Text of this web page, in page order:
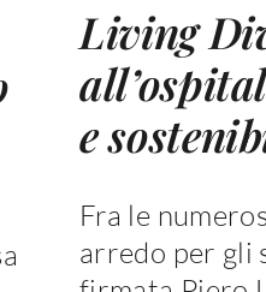
Living
e
Fra le
arredo per gli